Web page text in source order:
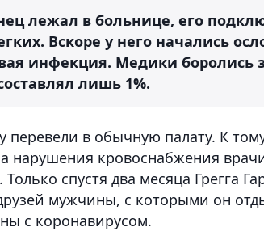
лежал в больнице, его
Вскоре у него начались
инфекция. Медики боролись
лишь 1%.
перевели в обычную палату. К
нарушения кровоснабжения
Только спустя два месяца Грегга
мужчины, с которыми он
с коронавирусом.